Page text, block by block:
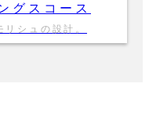
グスコース
シュの設計。